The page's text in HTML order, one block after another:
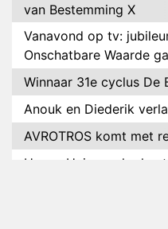
van Bestemming X
Vanavond op tv:
Onschatbare Waarde
Winnaar 31e cyclus De
Anouk en Diederik
AVROTROS komt met
Henny Huisman